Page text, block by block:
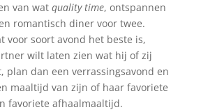
van wat quality time, ontspannen
romantisch diner voor twee.
voor soort avond het beste is,
wilt laten zien wat hij of zij
plan dan een verrassingsavond en
maaltijd van zijn of haar favoriete
favoriete afhaalmaaltijd.